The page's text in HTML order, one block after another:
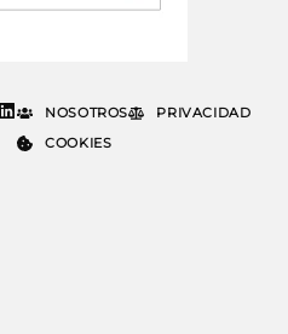
NOSOTROS
PRIVACIDAD
COOKIES